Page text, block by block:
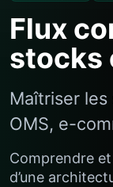
Flux
stocks
Maîtriser
OMS, e-
Comprendre
d’une